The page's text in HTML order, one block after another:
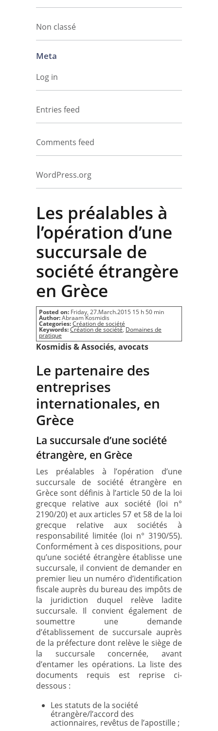
Non classé
Meta
Log in
Entries feed
Comments feed
WordPress.org
Les préalables à
l’opération d’une
succursale de
société étrangère
en Grèce
Posted on: Friday, 27.March.2015 15 h 50 min
Author:Abraam Kosmidis
Categories:Création de société
Keywords:Création de société,Domaines de
pratique
Kosmidis & Associés, avocats
Le partenaire des
entreprises
internationales, en
Grèce
La succursale d’une société
étrangère, en Grèce
Les préalables à l’opération d’une
succursale de société étrangère en
Grèce sont définis à l’article 50 de la loi
grecque relative aux société (loi n°
2190/20) et aux articles 57 et 58 de la loi
grecque relative aux sociétés à
responsabilité limitée (loi n° 3190/55).
Conformément à ces dispositions, pour
qu’une société étrangère établisse une
succursale, il convient de demander en
premier lieu un numéro d’identification
fiscale auprès du bureau des impôts de
la juridiction duquel relève ladite
succursale. Il convient également de
soumettre une demande
d’établissement de succursale auprès
de la préfecture dont relève le siège de
la succursale concernée, avant
d’entamer les opérations. La liste des
documents requis est reprise ci-
dessous :
Les statuts de la société
étrangère/l’accord des
actionnaires, revêtus de l’apostille ;